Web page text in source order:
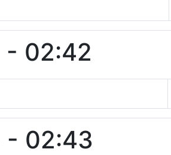
- 02:42
- 02:43